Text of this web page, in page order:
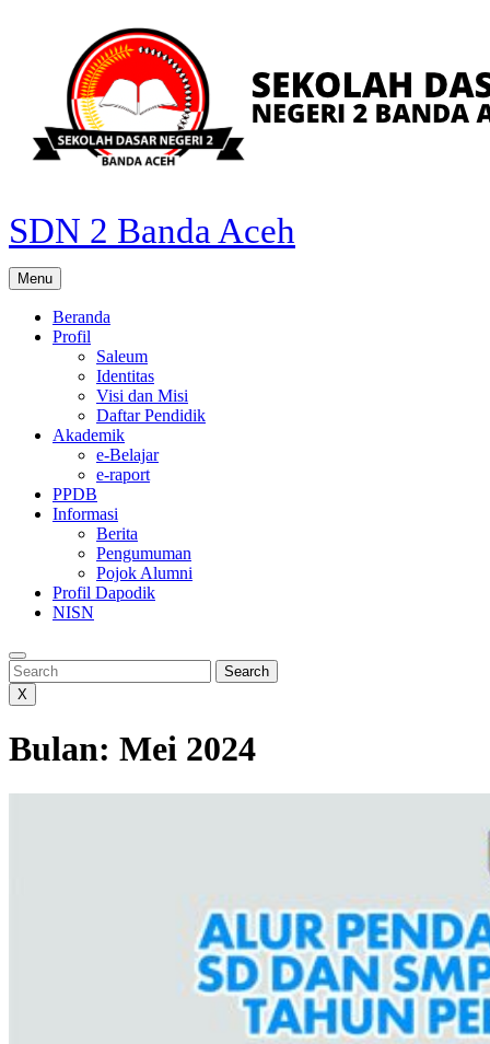
SDN 2 Banda Aceh
Menu
Beranda
Profil
Saleum
Identitas
Visi dan Misi
Daftar Pendidik
Akademik
e-Belajar
e-raport
PPDB
Informasi
Berita
Pengumuman
Pojok Alumni
Profil Dapodik
NISN
Search
Search
X
Bulan: Mei 2024